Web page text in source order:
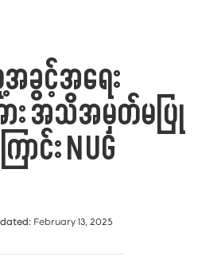
ခွင့်အရေး
း အသိအမှတ်မပြု
ာင်း NUG
: February 13, 2025